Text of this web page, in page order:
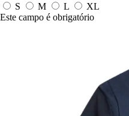
S
M L
XL
Este campo é obrigatório